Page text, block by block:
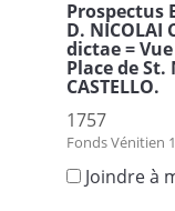
Prospectus
D. NICOLAI
dictae =
Place de St.
CASTELLO.
1757
Fonds Vénitien
Joindre à